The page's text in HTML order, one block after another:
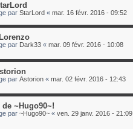
par StarLord « mar. 16 févr. 2016 - 09:52
par Dark33 « mar. 09 févr. 2016 - 10:08
par Astorion « mar. 02 févr. 2016 - 12:43
~Hugo90~!
par ~Hugo90~ « ven. 29 janv. 2016 - 21:09